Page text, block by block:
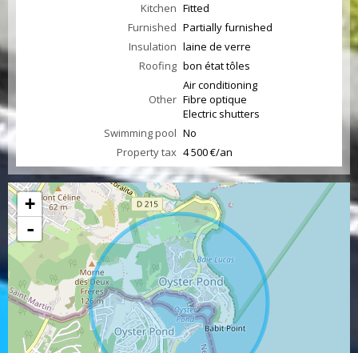
Kitchen Fitted
Furnished Partially furnished
Insulation laine de verre
Roofing bon état tôles
Other
Air conditioning
Fibre optique
Electric shutters
Swimming pool No
Property tax 4 500 €/an
+
-